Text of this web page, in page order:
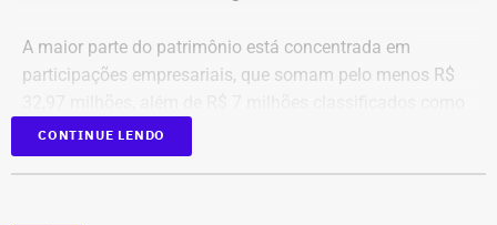
A maior parte do patrimônio está concentrada em
participações empresariais, que somam pelo menos R$
“valores de diversos créditos”. Também aparecem na
relação imóveis, incluindo uma cobertura declarada por
CONTINUE LENDO